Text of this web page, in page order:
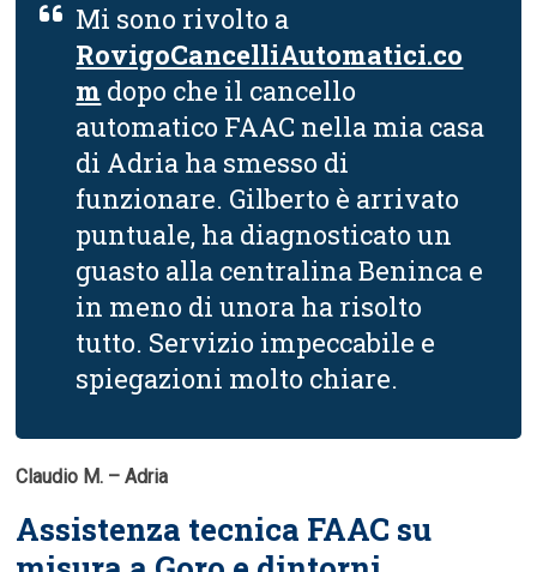
Mi sono rivolto a
RovigoCancelliAutomatici.co
m dopo che il cancello
automatico FAAC nella mia casa
di Adria ha smesso di
funzionare. Gilberto è arrivato
puntuale, ha diagnosticato un
guasto alla centralina Beninca e
in meno di unora ha risolto
tutto. Servizio impeccabile e
spiegazioni molto chiare.
Claudio M. – Adria
Assistenza tecnica FAAC su